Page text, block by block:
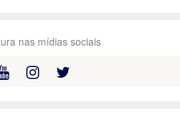
nas mídias sociais